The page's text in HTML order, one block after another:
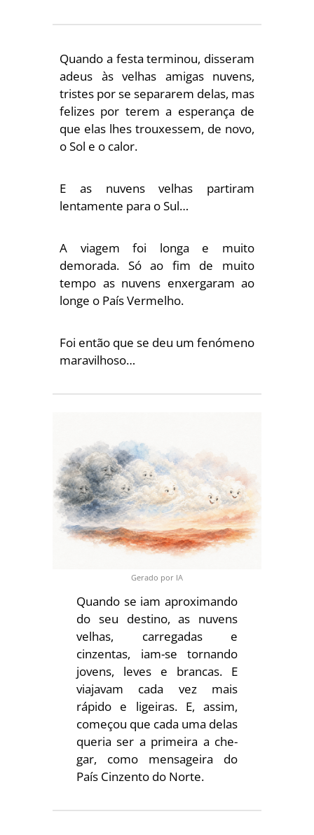
Quando a festa terminou, disseram
adeus às velhas amigas nuvens,
tristes por se separarem delas, mas
felizes por terem a esperança de
que elas lhes trouxessem, de novo,
o Sol e o calor.
E as nuvens velhas partiram
lentamente para o Sul…
A viagem foi longa e muito
demorada. Só ao fim de muito
tempo as nuvens enxergaram ao
longe o País Vermelho.
Foi então que se deu um fenómeno
maravilhoso…
Quando se iam aproximando
do seu destino, as nuvens
velhas, carregadas e
cinzentas, iam-se tornando
jovens, leves e brancas. E
viajavam cada vez mais
rápido e ligeiras. E, assim,
começou que cada uma delas
queria ser a primeira a che­
gar, como mensageira do
País Cinzento do Norte.
Gerado por IA